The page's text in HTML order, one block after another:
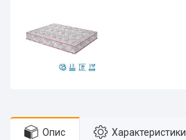
Опис Характеристики